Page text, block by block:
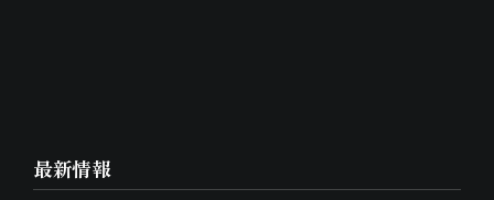
最新情報